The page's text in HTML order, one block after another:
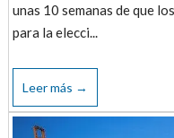
unas 10 semanas de que
para la elecci...
Leer más →